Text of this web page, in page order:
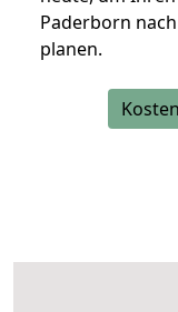
Paderborn
planen.